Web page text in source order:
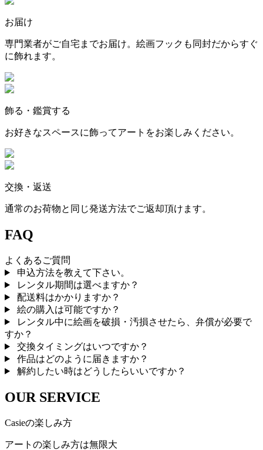
お届け
専門業者がご自宅までお届け。絵画フックも同封だからすぐ
に飾れます。
飾る・鑑賞する
お好きなスペースに飾ってアートをお楽しみください。
交換・返送
通常のお荷物と同じ発送方法でご返却頂けます。
FAQ
よくあるご質問
申込方法を教えて下さい。
レンタル期間は選べますか？
配送料はかかりますか？
絵の購入は可能ですか？
レンタル中に絵画を破損・汚損させたら、弁償が必要で
すか？
交換タイミングはいつですか？
作品はどのように届きますか？
解約したい時はどうしたらいいですか？
OUR SERVICE
Casieの楽しみ方
アートの楽しみ方は無限大